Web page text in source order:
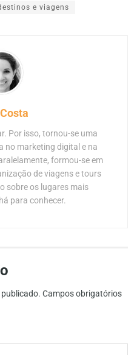
e viagens
Por isso, tornou-se uma
no marketing digital e na
formou-se em
de viagens e tours
sobre os lugares mais
para conhecer.
publicado. Campos obrigatórios